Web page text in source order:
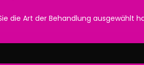
die Art der Behandlung ausgewählt